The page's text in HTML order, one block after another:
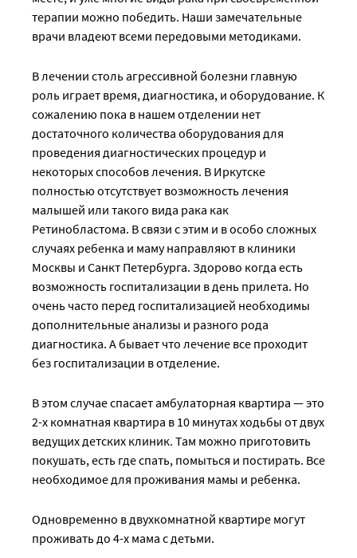
терапии можно победить. Наши замечательные
врачи владеют всеми передовыми методиками.
В лечении столь агрессивной болезни главную
роль играет время, диагностика, и оборудование. К
сожалению пока в нашем отделении нет
достаточного количества оборудования для
проведения диагностических процедур и
некоторых способов лечения. В Иркутске
полностью отсутствует возможность лечения
малышей или такого вида рака как
Ретинобластома. В связи с этим и в особо сложных
случаях ребенка и маму направляют в клиники
Москвы и Санкт Петербурга. Здорово когда есть
возможность госпитализации в день прилета. Но
очень часто перед госпитализацией необходимы
дополнительные анализы и разного рода
диагностика. А бывает что лечение все проходит
без госпитализации в отделение.
В этом случае спасает амбулаторная квартира — это
2-х комнатная квартира в 10 минутах ходьбы от двух
ведущих детских клиник. Там можно приготовить
покушать, есть где спать, помыться и постирать. Все
необходимое для проживания мамы и ребенка.
Одновременно в двухкомнатной квартире могут
проживать до 4-х мама с детьми.